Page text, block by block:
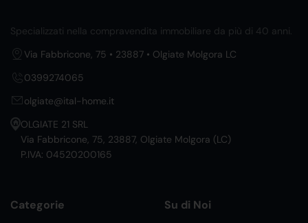
Specializzati nella compravendita immobiliare da più di 40 anni.
Via Fabbricone, 75 • 23887 • Olgiate Molgora LC
0399274065
olgiate@ital-home.it
OLGIATE 21 SRL
Via Fabbricone, 75, 23887, Olgiate Molgora (LC)
P.IVA: 04520200165
Categorie Su di Noi